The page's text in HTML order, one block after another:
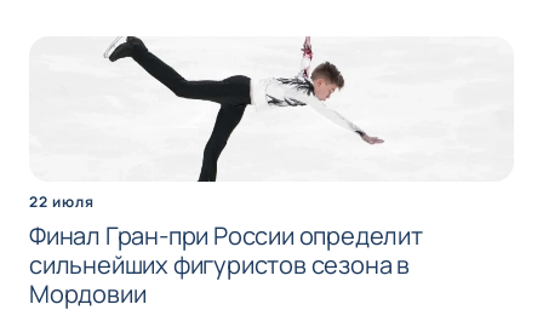
22 июля
Финал Гран-при России определит
сильнейших фигуристов сезона в
Мордовии